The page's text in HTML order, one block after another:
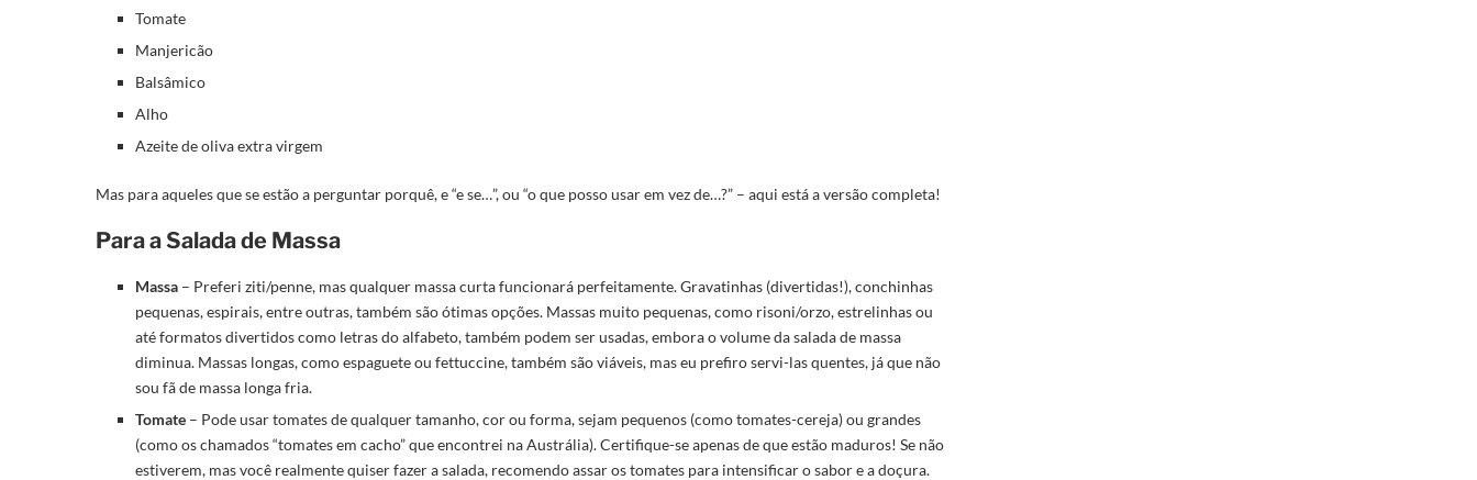
Tomate
Manjericão
Balsâmico
Alho
Azeite de oliva extra virgem
Mas para aqueles que se estão a perguntar porquê, e “e se…”, ou “o que posso usar em vez de…?” – aqui está a versão completa!
Para a Salada de Massa
Massa – Preferi ziti/penne, mas qualquer massa curta funcionará perfeitamente. Gravatinhas (divertidas!), conchinhas
pequenas, espirais, entre outras, também são ótimas opções. Massas muito pequenas, como risoni/orzo, estrelinhas ou
até formatos divertidos como letras do alfabeto, também podem ser usadas, embora o volume da salada de massa
diminua. Massas longas, como espaguete ou fettuccine, também são viáveis, mas eu prefiro servi-las quentes, já que não
sou fã de massa longa fria.
Tomate – Pode usar tomates de qualquer tamanho, cor ou forma, sejam pequenos (como tomates-cereja) ou grandes
(como os chamados “tomates em cacho” que encontrei na Austrália). Certifique-se apenas de que estão maduros! Se não
estiverem, mas você realmente quiser fazer a salada, recomendo assar os tomates para intensificar o sabor e a doçura.